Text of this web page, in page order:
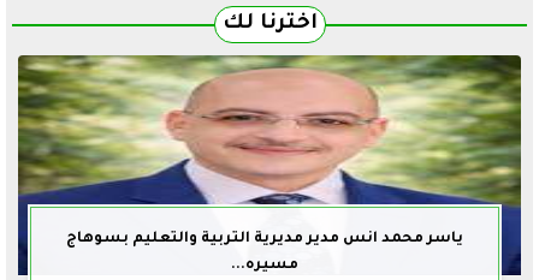
اخترنا لك
ياسر محمد انس مدير مديرية التربية والتعليم بسوهاج
مسيره...